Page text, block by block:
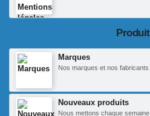
Marques
Nos marques et nos fabricants
Nouveaux produits
Nous mettons chaque